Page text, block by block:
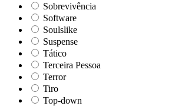
Sobrevivência
Software
Soulslike
Suspense
Tático
Terceira Pessoa
Terror
Tiro
Top-down